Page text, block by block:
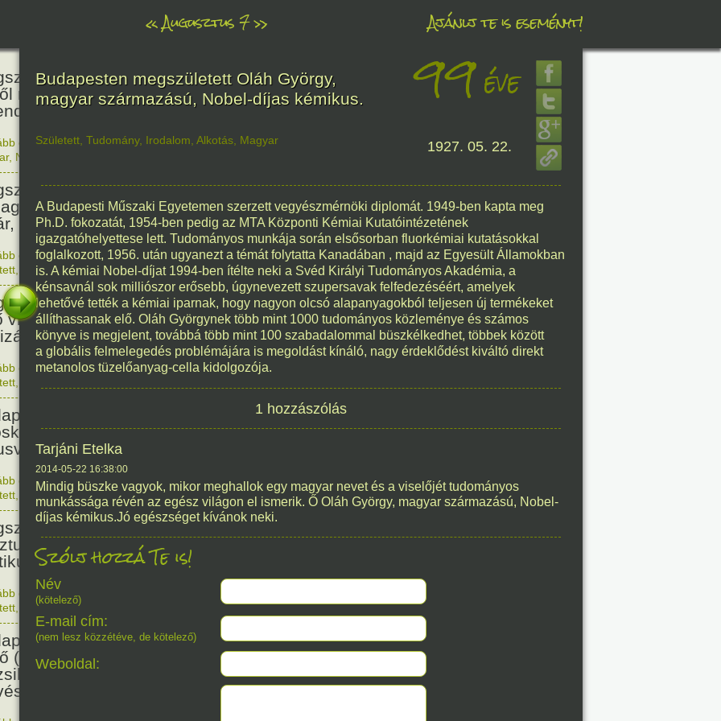
«Augusztus 7» Ajánlj te is eseményt!
Báthori Erzsébet,
rémséges és kegyetlen
éltek.
466éve
olvasom|Nincs hozzászólás, szólj hozzá!
, Nő
Kondor Gusztáv
matematikus, egyetemi
akadémikus.
201éve
olvasom|Nincs hozzászólás, szólj hozzá!
Technika,Magyar 1825. 08. 07.
Mata Hari, a híres
világháborús táncosnő,
és kém.
150éve
olvasom|Nincs hozzászólás, szólj hozzá!
megszületett Szalmás
zenetanárnő, zeneszerző,
128éve
olvasom |
Nincs hozzászólás, szólj hozzá!
,Zene, Magyar 1898. 08. 07.
Bibó István,
Széchenyi-díjas író,
jogász.
115éve
olvasom
Nincs hozzászólás, szólj hozzá!
Irodalom,Magyar 1911. 08. 07.
megszületett Beamter
(Becenevén: Bubi) dzsessz-
vibrafon és xilofon-
114éve
Budapesten megszületett Oláh György,
magyar származású, Nobel-díjas kémikus.
99éve
Született Tudomány, Irodalom Alkotás Magyar 1927. 05. 22.
A Budapesti Műszaki Egyetemen szerzett vegyészmérnöki diplomát. 1949-ben kapta meg
Ph.D. fokozatát, 1954-ben pedig az MTA Központi Kémiai Kutatóintézetének
igazgatóhelyettese lett. Tudományos munkája során elsősorban fluorkémiai kutatásokkal
foglalkozott, 1956. után ugyanezt a témát folytatta Kanadában , majd az Egyesült Államokban
is. A kémiai Nobel-díjat 1994-ben ítélte neki a Svéd Királyi Tudományos Akadémia, a
kénsavnál sok milliószor erősebb, úgynevezett szupersavak felfedezéséért, amelyek
lehetővé tették a kémiai iparnak, hogy nagyon olcsó alapanyagokból teljesen új termékeket
állíthassanak elő. Oláh Györgynek több mint 1000 tudományos közleménye és számos
könyve is megjelent, továbbá több mint 100 szabadalommal büszkélkedhet, többek között
a globális felmelegedés problémájára is megoldást kínáló, nagy érdeklődést kiváltó direkt
metanolos tüzelőanyag-cella kidolgozója.
1 hozzászólás
Tarjáni Etelka
2014-05-22 16:38:00
Mindig büszke vagyok, mikor meghallok egy magyar nevet és a viselőjét tudományos
munkássága révén az egész világon el ismerik. Ő Oláh György, magyar származású, Nobel-
díjas kémikus.Jó egészséget kívánok neki.
Szólj hozzá Te is!
Név
(kötelező)
E-mail cím:
(nem lesz közzétéve, de kötelező)
Weboldal: